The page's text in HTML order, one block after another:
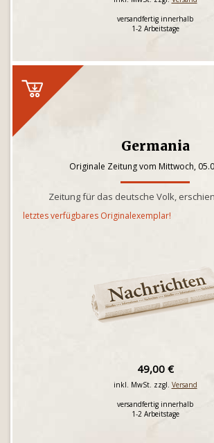
versandfertig innerhalb
1-2 Arbeitstage
Germania
Originale Zeitung vom Mittwoch,
Zeitung für das deutsche Volk,
letztes verfügbares Originalexemplar!
49,00 €
inkl. MwSt. zzgl. Versand
versandfertig innerhalb
1-2 Arbeitstage